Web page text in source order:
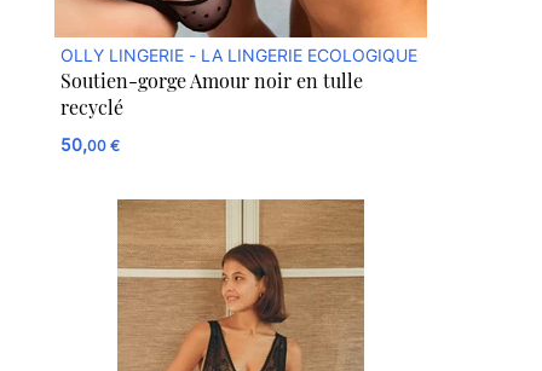
OLLY LINGERIE - LA LINGERIE ECOLOGIQUE
Soutien-gorge Amour noir en tulle
recyclé
50,00 €